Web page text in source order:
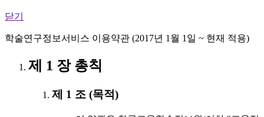
닫기
학술연구정보서비스 이용약관 (2017년 1월 1일 ~ 현재 적용)
제 1 장 총칙
제 1 조 (목적)